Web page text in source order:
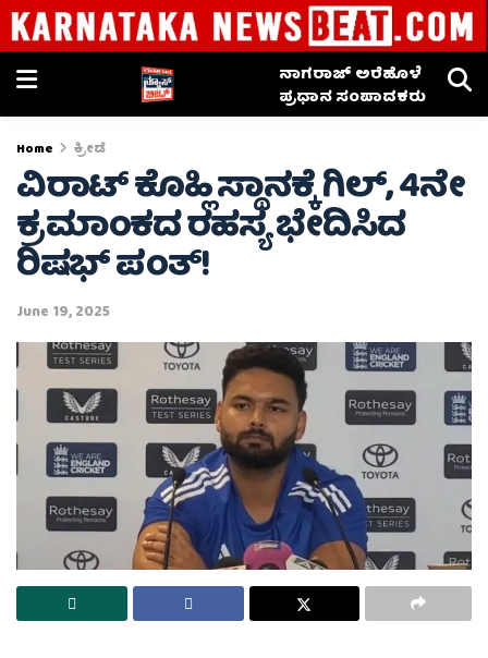
ನಾಗರಾಜ್ ಅರೆಹೊಳೆ
ಪ್ರಧಾನ ಸಂಪಾದಕರು
Home ಕ್ರೀಡೆ
ವಿರಾಟ್ ಕೊಹ್ಲಿ ಸ್ಥಾನಕ್ಕೆ ಗಿಲ್, 4ನೇ
ಕ್ರಮಾಂಕದ ರಹಸ್ಯ ಭೇದಿಸಿದ
ರಿಷಭ್ ಪಂತ್!
June 19, 2025